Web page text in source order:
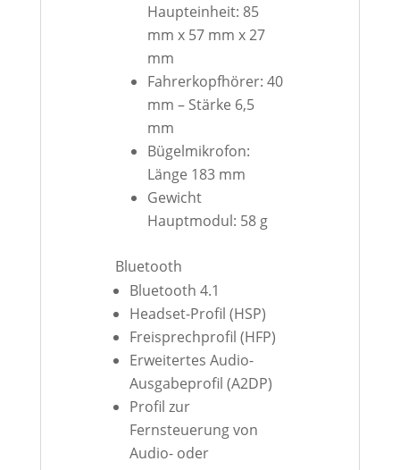
Haupteinheit: 85
mm x 57 mm x 27
mm
Fahrerkopfhörer: 40
mm – Stärke 6,5
mm
Bügelmikrofon:
Länge 183 mm
Gewicht
Hauptmodul: 58 g
Bluetooth
Bluetooth 4.1
Headset-Profil (HSP)
Freisprechprofil (HFP)
Erweitertes Audio-
Ausgabeprofil (A2DP)
Profil zur
Fernsteuerung von
Audio- oder